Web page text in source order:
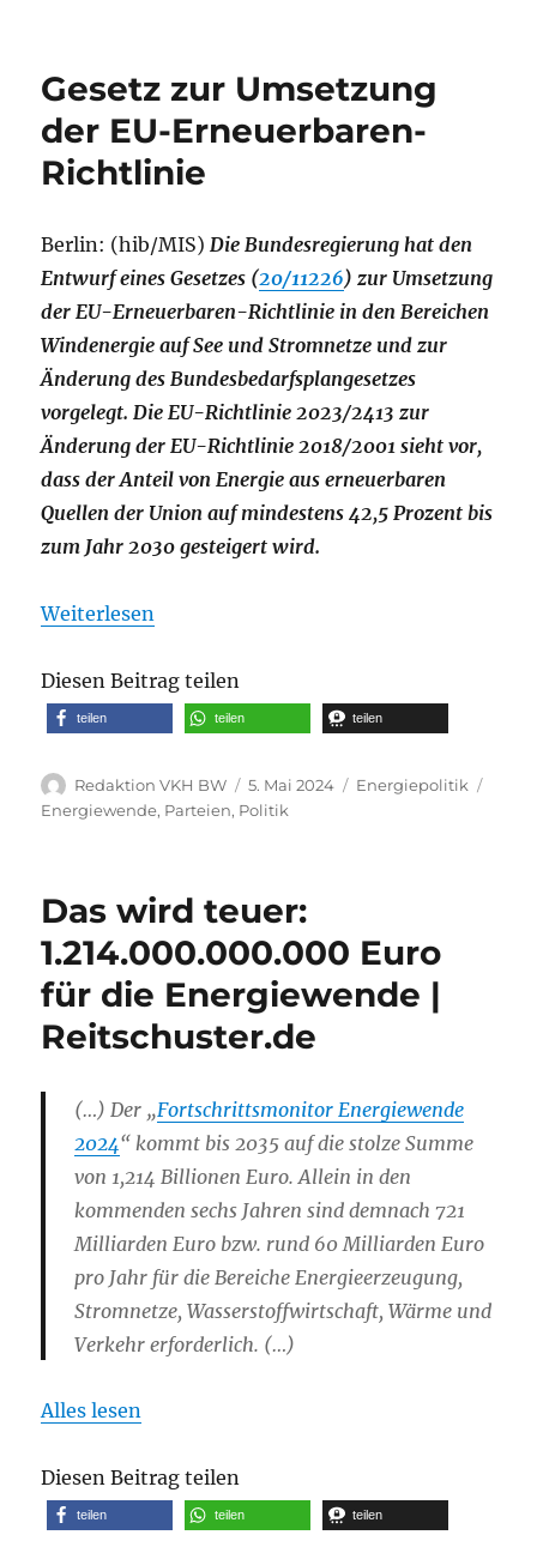
Gesetz zur Umsetzung
der EU-Erneuerbaren-
Richtlinie
Berlin: (hib/MIS) Die Bundesregierung hat den
Entwurf eines Gesetzes (20/11226) zur Umsetzung
der EU-Erneuerbaren-Richtlinie in den Bereichen
Windenergie auf See und Stromnetze und zur
Änderung des Bundesbedarfsplangesetzes
vorgelegt. Die EU-Richtlinie 2023/2413 zur
Änderung der EU-Richtlinie 2018/2001 sieht vor,
dass der Anteil von Energie aus erneuerbaren
Quellen der Union auf mindestens 42,5 Prozent bis
zum Jahr 2030 gesteigert wird.
Weiterlesen
Diesen Beitrag teilen
teilen teilen teilen
Autor
Redaktion VKH BW
Veröffentlicht
am
5. Mai 2024 Kategorien
Energiepolitik
Energiewende, Parteien, Politik
Das wird teuer:
1.214.000.000.000 Euro
für die Energiewende |
Reitschuster.de
(…) Der „Fortschrittsmonitor Energiewende
2024“ kommt bis 2035 auf die stolze Summe
von 1,214 Billionen Euro. Allein in den
kommenden sechs Jahren sind demnach 721
Milliarden Euro bzw. rund 60 Milliarden Euro
pro Jahr für die Bereiche Energieerzeugung,
Stromnetze, Wasserstoffwirtschaft, Wärme und
Verkehr erforderlich. (…)
Alles lesen
Diesen Beitrag teilen
teilen teilen teilen